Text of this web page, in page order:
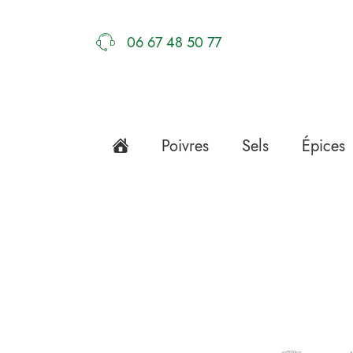
06 67 48 50 77
Poivres Sels Épices